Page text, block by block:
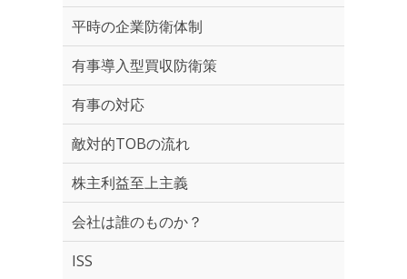
平時の企業防衛体制
有事導入型買収防衛策
有事の対応
敵対的TOBの流れ
株主利益至上主義
会社は誰のものか？
ISS